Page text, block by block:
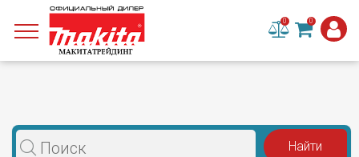
0 0